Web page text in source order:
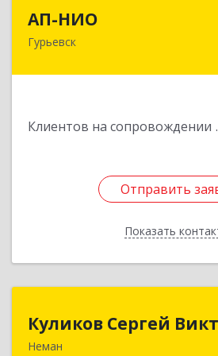
АП-НИО
Гурьевск
Клиентов на сопровождении
Отправить
Показать
238300
Отправить
Назад
Куликов Сергей
Неман
Куликов